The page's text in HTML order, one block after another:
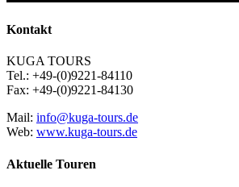
Kontakt
KUGA TOURS
Tel.: +49-(0)9221-84110
Fax: +49-(0)9221-84130
Mail: info@kuga-tours.de
Web: www.kuga-tours.de
Aktuelle Touren